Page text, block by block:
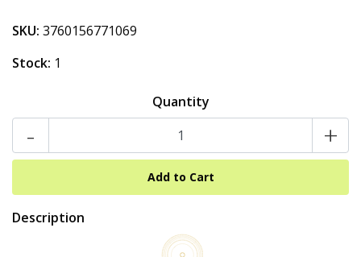
SKU: 3760156771069
Stock: 1
Quantity
- +
Description